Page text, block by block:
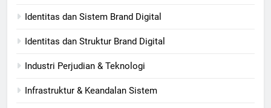
Identitas dan Sistem Brand Digital
Identitas dan Struktur Brand Digital
Industri Perjudian & Teknologi
Infrastruktur & Keandalan Sistem